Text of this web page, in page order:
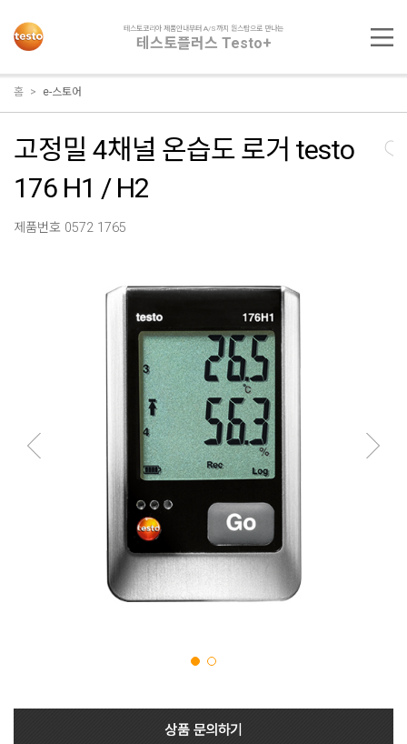
테스토코리아 제품안내부터 A/S까지 원스탑으로 만나는
테스토플러스 Testo+
홈 e-스토어
고정밀 4채널 온습도 로거 testo
176 H1 / H2
제품번호 0572 1765